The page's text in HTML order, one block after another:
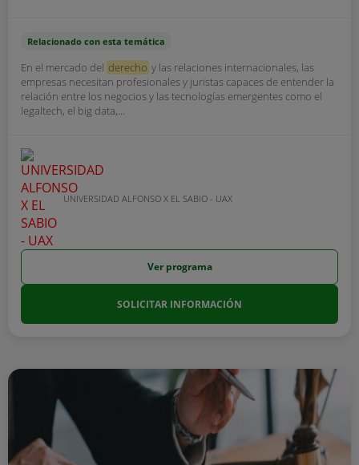
Relacionado con esta temática
En el mercado del derecho y las relaciones internacionales, las
empresas necesitan profesionales y juristas capaces de entender la
relación entre los negocios y las tecnologías emergentes como el
legaltech, el big data,...
UNIVERSIDAD ALFONSO X EL SABIO - UAX
Ver programa
SOLICITAR INFORMACIÓN